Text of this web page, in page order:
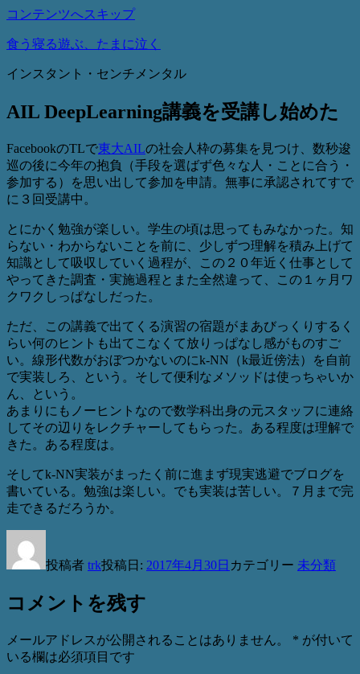
コンテンツへスキップ
食う寝る遊ぶ、たまに泣く
インスタント・センチメンタル
AIL DeepLearning講義を受講し始めた
FacebookのTLで東大AILの社会人枠の募集を見つけ、数秒逡
巡の後に今年の抱負（手段を選ばず色々な人・ことに合う・
参加する）を思い出して参加を申請。無事に承認されてすで
に３回受講中。
とにかく勉強が楽しい。学生の頃は思ってもみなかった。知
らない・わからないことを前に、少しずつ理解を積み上げて
知識として吸収していく過程が、この２０年近く仕事として
やってきた調査・実施過程とまた全然違って、この１ヶ月ワ
クワクしっぱなしだった。
ただ、この講義で出てくる演習の宿題がまあびっくりするく
らい何のヒントも出てこなくて放りっぱなし感がものすご
い。線形代数がおぼつかないのにk-NN（k最近傍法）を自前
で実装しろ、という。そして便利なメソッドは使っちゃいか
ん、という。
あまりにもノーヒントなので数学科出身の元スタッフに連絡
してその辺りをレクチャーしてもらった。ある程度は理解で
きた。ある程度は。
そしてk-NN実装がまったく前に進まず現実逃避でブログを
書いている。勉強は楽しい。でも実装は苦しい。７月まで完
走できるだろうか。
投稿者 trk投稿日: 2017年4月30日 カテゴリー 未分類
コメントを残す
メールアドレスが公開されることはありません。 * が付いて
いる欄は必須項目です